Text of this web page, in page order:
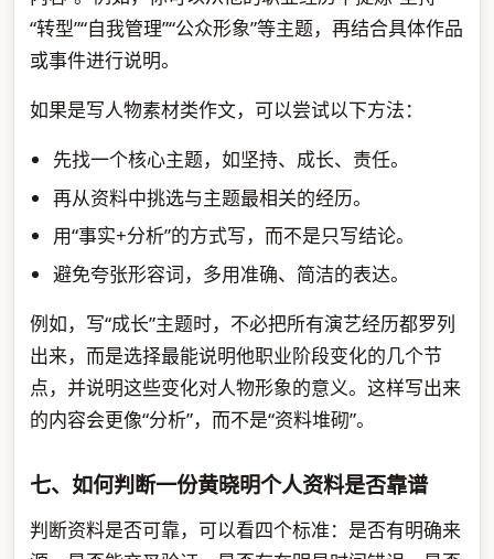
“转型”“自我管理”“公众形象”等主题，再结合具体作品
或事件进行说明。
如果是写人物素材类作文，可以尝试以下方法：
先找一个核心主题，如坚持、成长、责任。
再从资料中挑选与主题最相关的经历。
用“事实+分析”的方式写，而不是只写结论。
避免夸张形容词，多用准确、简洁的表达。
例如，写“成长”主题时，不必把所有演艺经历都罗列
出来，而是选择最能说明他职业阶段变化的几个节
点，并说明这些变化对人物形象的意义。这样写出来
的内容会更像“分析”，而不是“资料堆砌”。
七、如何判断一份黄晓明个人资料是否靠谱
判断资料是否可靠，可以看四个标准：是否有明确来